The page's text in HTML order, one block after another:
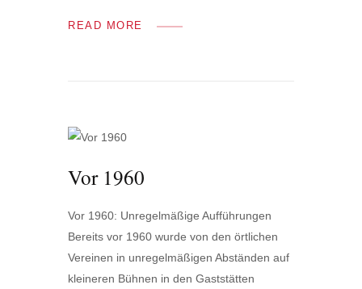
READ MORE
Vor 1960
Vor 1960: Unregelmäßige Aufführungen
Bereits vor 1960 wurde von den örtlichen
Vereinen in unregelmäßigen Abständen auf
kleineren Bühnen in den Gaststätten